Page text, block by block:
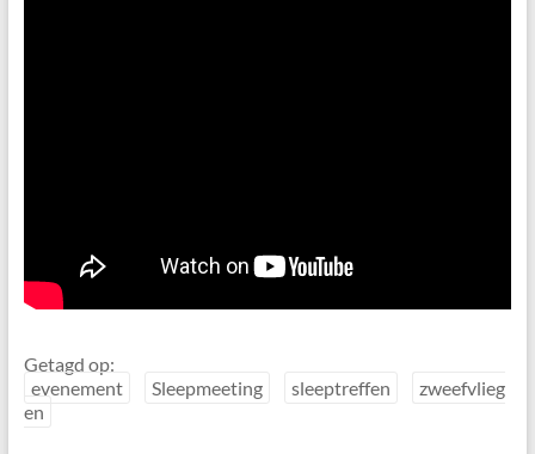
Getagd op:
evenement
Sleepmeeting sleeptreffen
zweefvlieg
en